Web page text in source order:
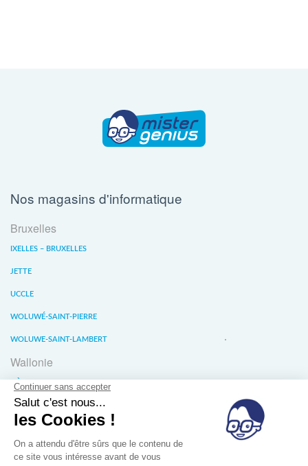
Nos magasins d'informatique
Bruxelles
IXELLES – BRUXELLES
JETTE
UCCLE
WOLUWÉ-SAINT-PIERRE
WOLUWE-SAINT-LAMBERT
Wallonie
LIÈGE
WATERLOO
WAVRE